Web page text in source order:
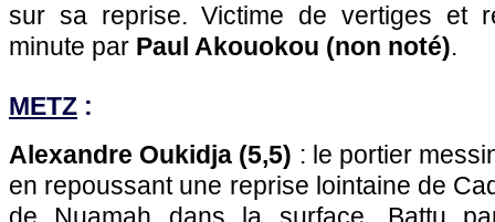
sur sa reprise. Victime de vertiges et
minute par Paul Akouokou (non noté).
METZ :
Alexandre Oukidja (5,5) : le portier
en repoussant une reprise lointaine de